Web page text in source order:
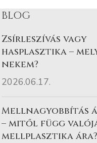
BLOG
Zsírleszívás vagy
hasplasztika –
nekem?
2026.06.17.
Mellnagyobbítás
– mitől függ
mellplasztika ára?